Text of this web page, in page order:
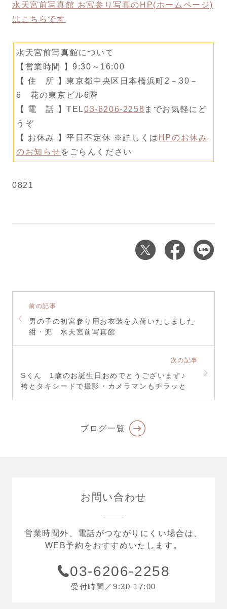
水天宮前写真館 お宮参り写真のHP(ホームページ)
はこちらです
水天宮前写真館について
【営業時間 】9:30～16:00
【 住 所 】東京都中央区日本橋浜町2－30－
6 花の東京ビル6階
【 電 話 】TEL03-6206-2258 までお気軽にど
うぞ
【 お休み 】平日不定休 ※詳しくは HPのお休み
のお知らせ をごらんください
0821
前の記事
男の子の初宮参り用お衣装を入荷いたしました
紺・兜 水天宮前写真館
次の記事
Sくん 1歳のお誕生日おめでとうございます♪
袴とタキシードで撮影・カメラマンもチラッと
ブログ一覧
お問い合わせ
営業時間外、電話がつながりにくい場合は、
WEB予約をおすすめいたします。
03-6206-2258
受付時間／9:30-17:00